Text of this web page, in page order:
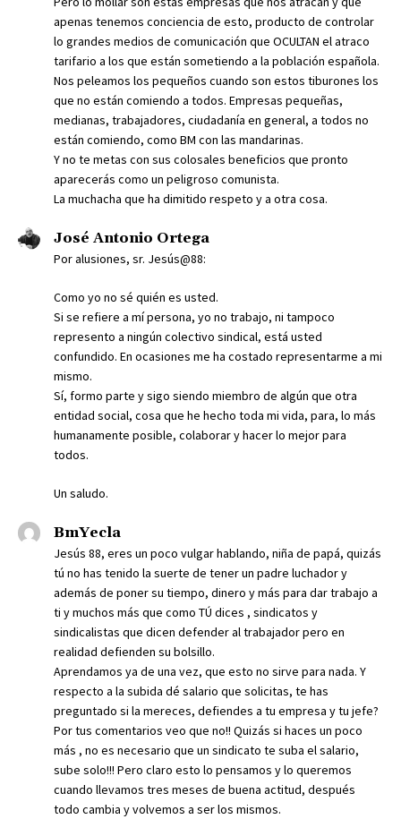
apenas tenemos conciencia de esto, producto de controlar
lo grandes medios de comunicación que OCULTAN el atraco
tarifario a los que están sometiendo a la población española.
Nos peleamos los pequeños cuando son estos tiburones los
que no están comiendo a todos. Empresas pequeñas,
medianas, trabajadores, ciudadanía en general, a todos no
están comiendo, como BM con las mandarinas.
Y no te metas con sus colosales beneficios que pronto
aparecerás como un peligroso comunista.
La muchacha que ha dimitido respeto y a otra cosa.
José Antonio Ortega
Por alusiones, sr. Jesús@88:
Como yo no sé quién es usted.
Si se refiere a mí persona, yo no trabajo, ni tampoco
represento a ningún colectivo sindical, está usted
confundido. En ocasiones me ha costado representarme a mi
mismo.
Sí, formo parte y sigo siendo miembro de algún que otra
entidad social, cosa que he hecho toda mi vida, para, lo más
humanamente posible, colaborar y hacer lo mejor para
todos.
Un saludo.
BmYecla
Jesús 88, eres un poco vulgar hablando, niña de papá, quizás
tú no has tenido la suerte de tener un padre luchador y
además de poner su tiempo, dinero y más para dar trabajo a
ti y muchos más que como TÚ dices , sindicatos y
sindicalistas que dicen defender al trabajador pero en
realidad defienden su bolsillo.
Aprendamos ya de una vez, que esto no sirve para nada. Y
respecto a la subida dé salario que solicitas, te has
preguntado si la mereces, defiendes a tu empresa y tu jefe?
Por tus comentarios veo que no!! Quizás si haces un poco
más , no es necesario que un sindicato te suba el salario,
sube solo!!! Pero claro esto lo pensamos y lo queremos
cuando llevamos tres meses de buena actitud, después
todo cambia y volvemos a ser los mismos.